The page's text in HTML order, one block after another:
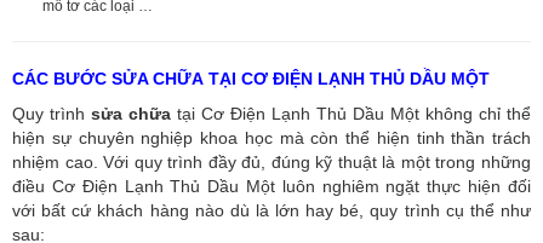
mô tơ các loại …
CÁC BƯỚC SỬA CHỮA TẠI CƠ ĐIỆN LẠNH THỦ DẦU MỘT
Quy trình sửa chữa tại Cơ Điện Lạnh Thủ Dầu Một không chỉ thể
hiện sự chuyên nghiệp khoa học mà còn thể hiện tinh thần trách
nhiệm cao. Với quy trình đầy đủ, đúng kỹ thuật là một trong những
điều Cơ Điện Lạnh Thủ Dầu Một luôn nghiêm ngặt thực hiện đối
với bất cứ khách hàng nào dù là lớn hay bé, quy trình cụ thể như
sau: